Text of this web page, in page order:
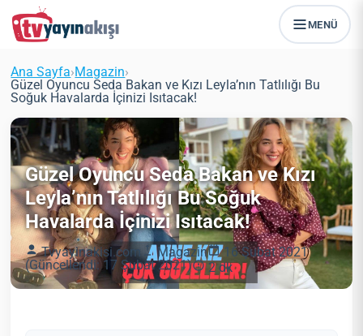
MENÜ
Ana Sayfa›Magazin›
Güzel Oyuncu Seda Bakan ve Kızı Leyla’nın Tatlılığı Bu
Soğuk Havalarda İçinizi Isıtacak!
Güzel Oyuncu Seda Bakan ve Kızı
Leyla’nın Tatlılığı Bu Soğuk
Havalarda İçinizi Isıtacak!
Tvyayinakisi.com Magazin
16 Şubat 2021
(Güncellendi: 17 Şubat 2021)
2 dk